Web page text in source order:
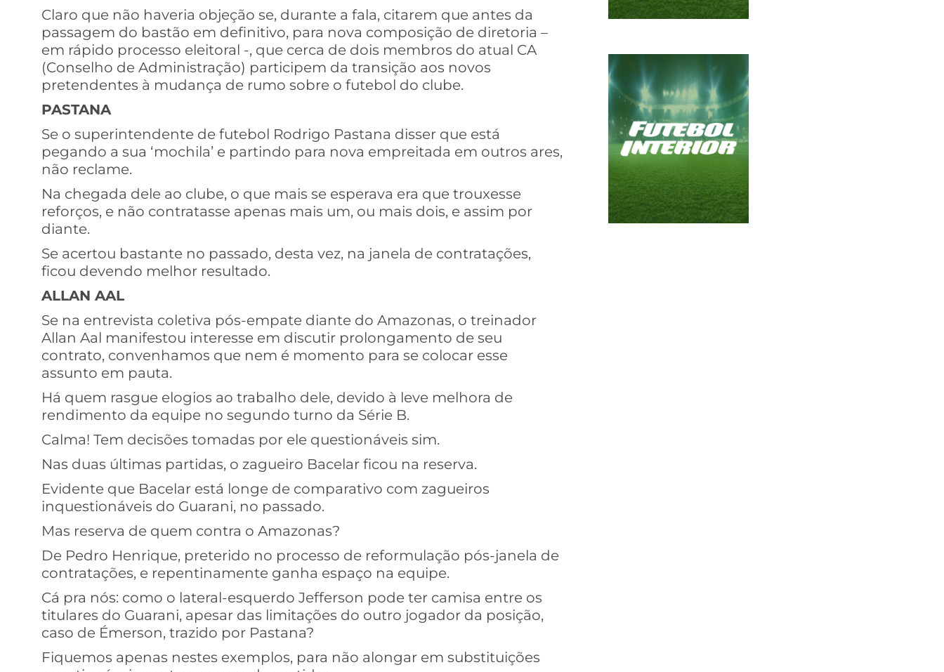
Claro que não haveria objeção se, durante a fala, citarem que antes da
passagem do bastão em definitivo, para nova composição de diretoria –
em rápido processo eleitoral -, que cerca de dois membros do atual CA
(Conselho de Administração) participem da transição aos novos
pretendentes à mudança de rumo sobre o futebol do clube.
PASTANA
Se o superintendente de futebol Rodrigo Pastana disser que está
pegando a sua ‘mochila’ e partindo para nova empreitada em outros ares,
não reclame.
Na chegada dele ao clube, o que mais se esperava era que trouxesse
reforços, e não contratasse apenas mais um, ou mais dois, e assim por
diante.
Se acertou bastante no passado, desta vez, na janela de contratações,
ficou devendo melhor resultado.
ALLAN AAL
Se na entrevista coletiva pós-empate diante do Amazonas, o treinador
Allan Aal manifestou interesse em discutir prolongamento de seu
contrato, convenhamos que nem é momento para se colocar esse
assunto em pauta.
Há quem rasgue elogios ao trabalho dele, devido à leve melhora de
rendimento da equipe no segundo turno da Série B.
Calma! Tem decisões tomadas por ele questionáveis sim.
Nas duas últimas partidas, o zagueiro Bacelar ficou na reserva.
Evidente que Bacelar está longe de comparativo com zagueiros
inquestionáveis do Guarani, no passado.
Mas reserva de quem contra o Amazonas?
De Pedro Henrique, preterido no processo de reformulação pós-janela de
contratações, e repentinamente ganha espaço na equipe.
Cá pra nós: como o lateral-esquerdo Jefferson pode ter camisa entre os
titulares do Guarani, apesar das limitações do outro jogador da posição,
caso de Émerson, trazido por Pastana?
Fiquemos apenas nestes exemplos, para não alongar em substituições